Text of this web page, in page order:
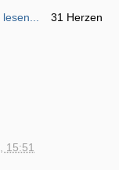
31 Herzen
15:51